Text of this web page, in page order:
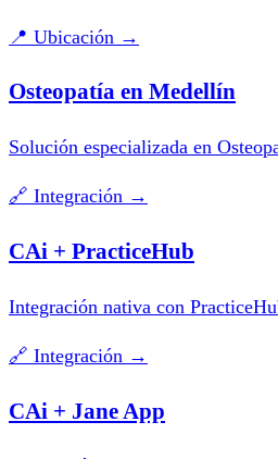
📍 Ubicación →
Osteopatía en Medellín
Solución especializada en
🔗 Integración →
CAi + PracticeHub
Integración nativa con
🔗 Integración →
CAi + Jane App